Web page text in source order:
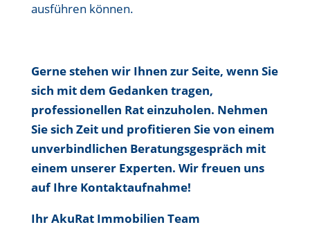
ausführen können.
Gerne stehen wir Ihnen zur Seite, wenn Sie
sich mit dem Gedanken tragen,
professionellen Rat einzuholen. Nehmen
Sie sich Zeit und profitieren Sie von einem
unverbindlichen Beratungsgespräch mit
einem unserer Experten. Wir freuen uns
auf Ihre Kontaktaufnahme!
Ihr AkuRat Immobilien Team